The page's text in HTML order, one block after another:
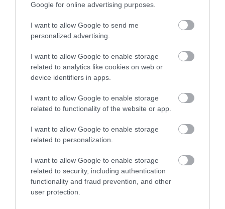
Google for online advertising purposes.
I want to allow Google to send me
personalized advertising.
I want to allow Google to enable storage
related to analytics like cookies on web or
device identifiers in apps.
I want to allow Google to enable storage
related to functionality of the website or app.
I want to allow Google to enable storage
related to personalization.
I want to allow Google to enable storage
related to security, including authentication
functionality and fraud prevention, and other
user protection.
KIRÁNDULÁS A
PANNONHALMI
ILLATMÚZEUMBA
2026-08-04
KIRÁNDULÁS A
2026-08-04